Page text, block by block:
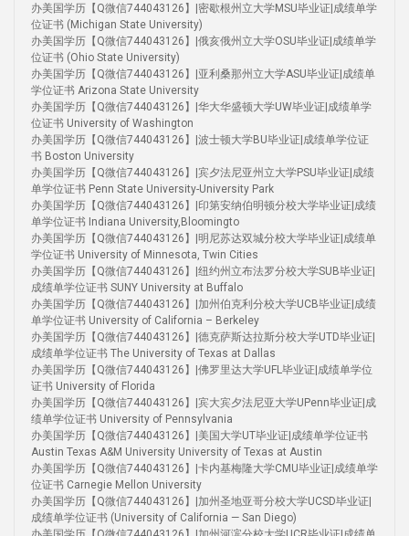
办美国学历【Q微信744043126】|密歇根州立大学MSU毕业证|成绩单学
位证书 (Michigan State University)
办美国学历【Q微信744043126】|俄亥俄州立大学OSU毕业证|成绩单学
位证书 (Ohio State University)
办美国学历【Q微信744043126】|亚利桑那州立大学ASU毕业证|成绩单
学位证书 Arizona State University
办美国学历【Q微信744043126】|华大华盛顿大学UW毕业证|成绩单学
位证书 University of Washington
办美国学历【Q微信744043126】|波士顿大学BU毕业证|成绩单学位证
书 Boston University
办美国学历【Q微信744043126】|宾夕法尼亚州立大学PSU毕业证|成绩
单学位证书 Penn State University-University Park
办美国学历【Q微信744043126】|印第安纳伯明顿分校大学毕业证|成绩
单学位证书 Indiana University,Bloomingto
办美国学历【Q微信744043126】|明尼苏达双城分校大学毕业证|成绩单
学位证书 University of Minnesota, Twin Cities
办美国学历【Q微信744043126】|纽约州立布法罗分校大学SUB毕业证|
成绩单学位证书 SUNY University at Buffalo
办美国学历【Q微信744043126】|加州伯克利分校大学UCB毕业证|成绩
单学位证书 University of California – Berkeley
办美国学历【Q微信744043126】|德克萨斯达拉斯分校大学UTD毕业证|
成绩单学位证书 The University of Texas at Dallas
办美国学历【Q微信744043126】|佛罗里达大学UFL毕业证|成绩单学位
证书 University of Florida
办美国学历【Q微信744043126】|宾大宾夕法尼亚大学UPenn毕业证|成
绩单学位证书 University of Pennsylvania
办美国学历【Q微信744043126】|美国大学UT毕业证|成绩单学位证书
Austin Texas A&M University University of Texas at Austin
办美国学历【Q微信744043126】|卡内基梅隆大学CMU毕业证|成绩单学
位证书 Carnegie Mellon University
办美国学历【Q微信744043126】|加州圣地亚哥分校大学UCSD毕业证|
成绩单学位证书 (University of California — San Diego)